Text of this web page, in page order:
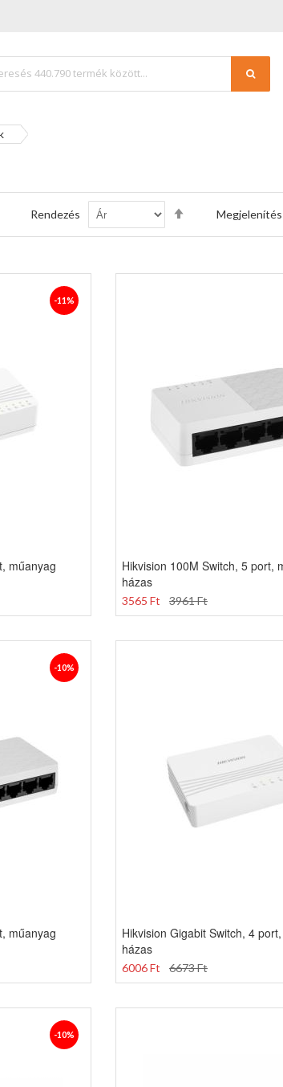
Rendezés
Csökkenő
sorrendbe
Megjelenítés
-11%
műanyag
Hikvision 100M Switch, 5 port,
házas
3565 Ft 3961 Ft
-10%
műanyag
Hikvision Gigabit Switch, 4
házas
6006 Ft 6673 Ft
-10%